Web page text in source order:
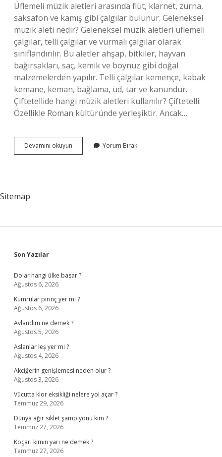
Üflemeli müzik aletleri arasında flüt, klarnet, zurna,
saksafon ve kamış gibi çalgılar bulunur. Geleneksel
müzik aleti nedir? Geleneksel müzik aletleri üflemeli
çalgılar, telli çalgılar ve vurmalı çalgılar olarak
sınıflandırılır. Bu aletler ahşap, bitkiler, hayvan
bağırsakları, saç, kemik ve boynuz gibi doğal
malzemelerden yapılır. Telli çalgılar kemençe, kabak
kemane, keman, bağlama, ud, tar ve kanundur.
Çiftetellide hangi müzik aletleri kullanılır? Çiftetelli:
Özellikle Roman kültüründe yerleşiktir. Ancak…
Devamını okuyun
Oyununda
Yorum Bırak
Sitemap
Sidebar
Son Yazılar
Dolar hangi ülke basar ?
Ağustos 6, 2026
Kumrular pirinç yer mi ?
Ağustos 6, 2026
Avlandım ne demek ?
Ağustos 5, 2026
Aslanlar leş yer mi ?
Ağustos 4, 2026
Akciğerin genişlemesi neden olur ?
Ağustos 3, 2026
Vücutta klor eksikliği nelere yol açar ?
Temmuz 29, 2026
Dünya ağır sıklet şampiyonu kim ?
Temmuz 27, 2026
Koçari kimin yarı ne demek ?
Temmuz 27, 2026